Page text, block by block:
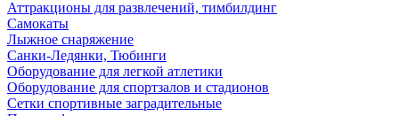
Аттракционы для развлечений, тимбилдинг
Самокаты
Лыжное снаряжение
Санки-Ледянки, Тюбинги
Оборудование для легкой атлетики
Оборудование для спортзалов и стадионов
Сетки спортивные заградительные